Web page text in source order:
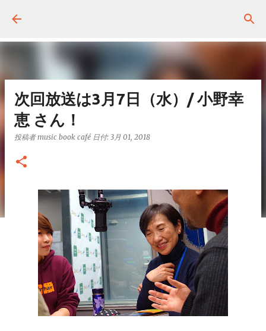
次回放送は3月7日（水）/ 小野幸
恵 さん！
投稿者music book café 日付: 3月 01, 2018